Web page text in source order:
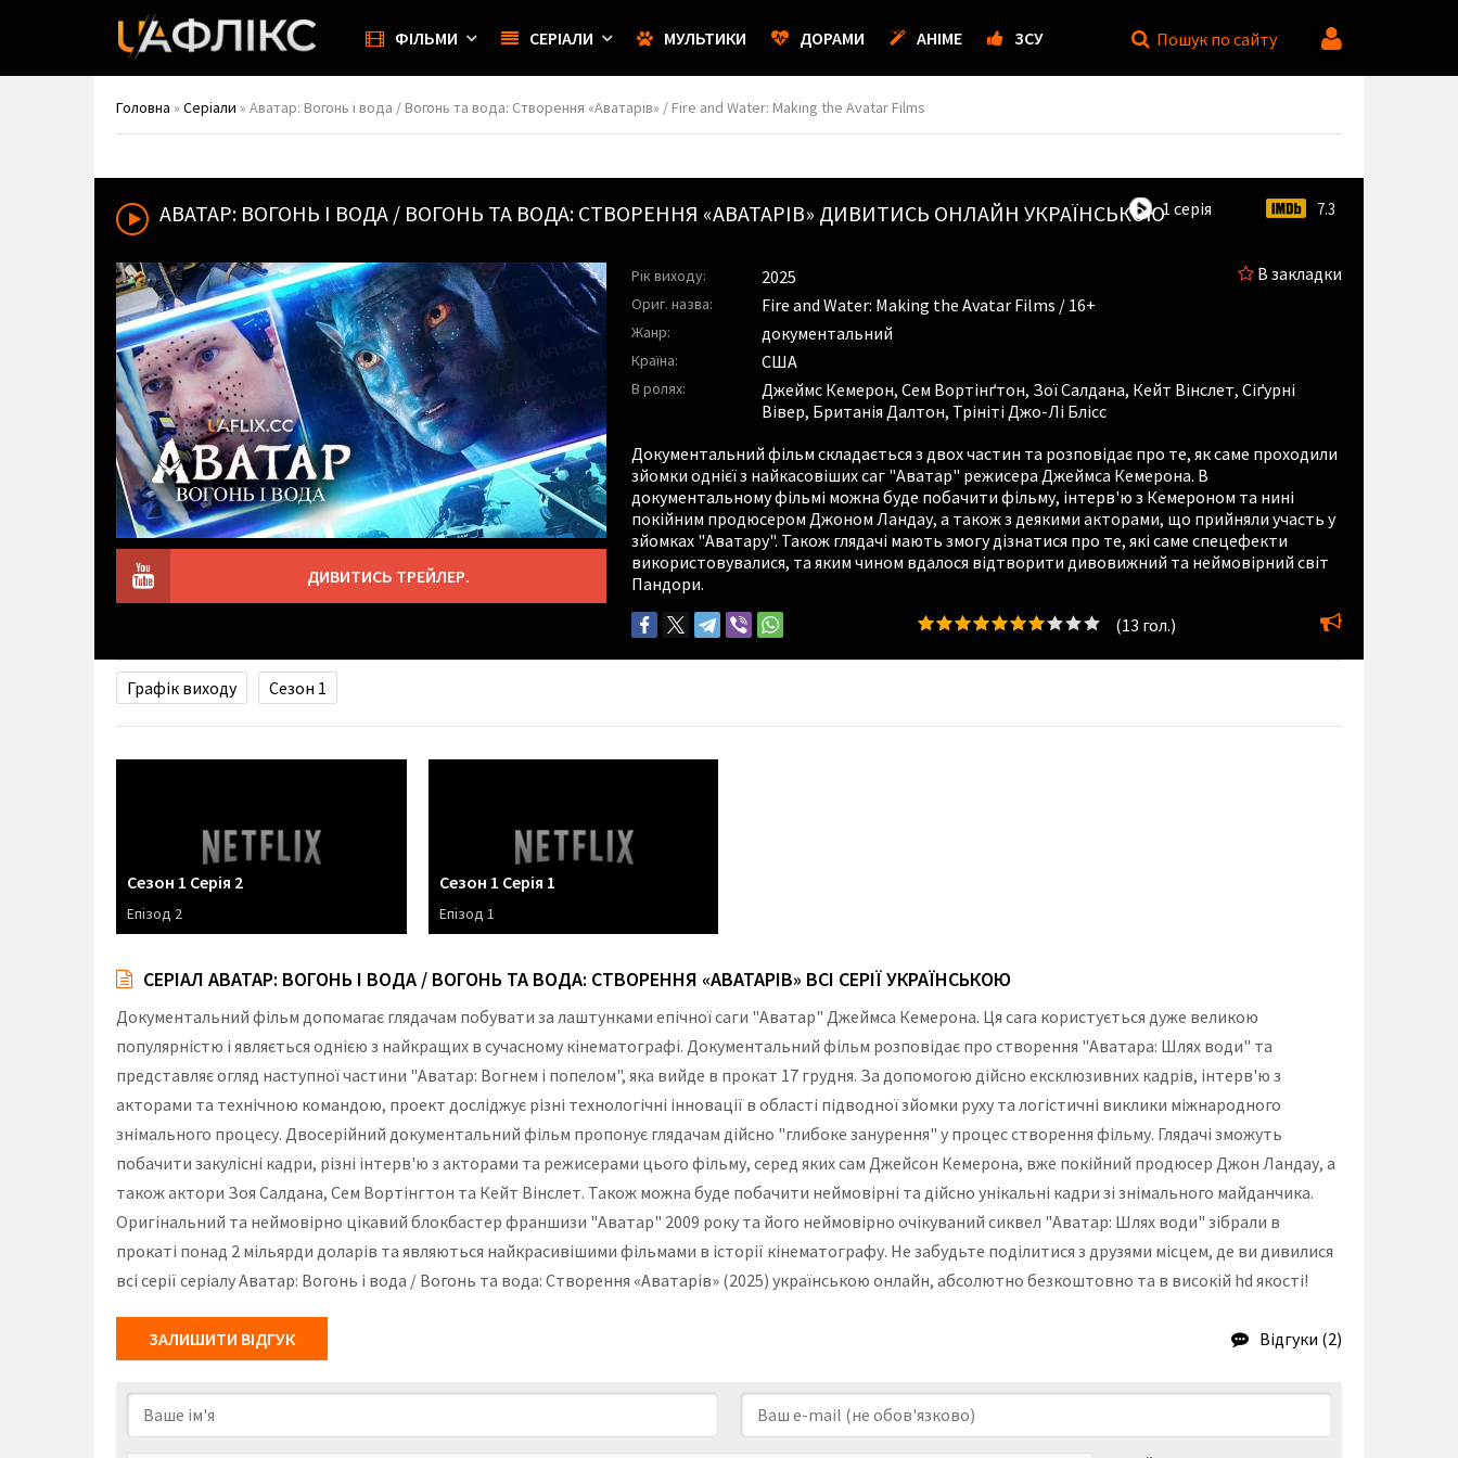
ФІЛЬМИ СЕРІАЛИ МУЛЬТИКИ ДОРАМИ АНІМЕ ЗСУ Пошук по сайту
Головна » Серіали » Аватар: Вогонь і вода / Вогонь та вода: Створення «Аватарів» / Fire and Water: Making the Avatar Films
АВАТАР: ВОГОНЬ І ВОДА / ВОГОНЬ ТА ВОДА: СТВОРЕННЯ «АВАТАРІВ» ДИВИТИСЬ ОНЛАЙН УКРАЇНСЬКОЮ1 серія 7.3
ДИВИТИСЬ ТРЕЙЛЕР.
В закладки
Рік виходу: 2025
Ориг. назва: Fire and Water: Making the Avatar Films / 16+
Жанр: документальний
Країна: США
В ролях: Джеймс Кемерон, Сем Вортінґтон, Зої Салдана, Кейт Вінслет, Сіґурні
Вівер, Британія Далтон, Трініті Джо-Лі Блісс
Документальний фільм складається з двох частин та розповідає про те, як саме проходили
зйомки однієї з найкасовіших саг "Аватар" режисера Джеймса Кемерона. В
документальному фільмі можна буде побачити фільму, інтерв'ю з Кемероном та нині
покійним продюсером Джоном Ландау, а також з деякими акторами, що прийняли участь у
зйомках "Аватару". Також глядачі мають змогу дізнатися про те, які саме спецефекти
використовувалися, та яким чином вдалося відтворити дивовижний та неймовірний світ
Пандори.
(13 гол.)
Графік виходу Сезон 1
Сезон 1 Серія 2
Епізод 2
Сезон 1 Серія 1
Епізод 1
СЕРІАЛ АВАТАР: ВОГОНЬ І ВОДА / ВОГОНЬ ТА ВОДА: СТВОРЕННЯ «АВАТАРІВ» ВСІ СЕРІЇ УКРАЇНСЬКОЮ
Документальний фільм допомагає глядачам побувати за лаштунками епічної саги "Аватар" Джеймса Кемерона. Ця сага користується дуже великою
популярністю і являється однією з найкращих в сучасному кінематографі. Документальний фільм розповідає про створення "Аватара: Шлях води" та
представляє огляд наступної частини "Аватар: Вогнем і попелом", яка вийде в прокат 17 грудня. За допомогою дійсно ексклюзивних кадрів, інтерв'ю з
акторами та технічною командою, проект досліджує різні технологічні інновації в області підводної зйомки руху та логістичні виклики міжнародного
знімального процесу. Двосерійний документальний фільм пропонує глядачам дійсно "глибоке занурення" у процес створення фільму. Глядачі зможуть
побачити закулісні кадри, різні інтерв'ю з акторами та режисерами цього фільму, серед яких сам Джейсон Кемерона, вже покійний продюсер Джон Ландау, а
також актори Зоя Салдана, Сем Вортінгтон та Кейт Вінслет. Також можна буде побачити неймовірні та дійсно унікальні кадри зі знімального майданчика.
Оригінальний та неймовірно цікавий блокбастер франшизи "Аватар" 2009 року та його неймовірно очікуваний сиквел "Аватар: Шлях води" зібрали в
прокаті понад 2 мільярди доларів та являються найкрасивішими фільмами в історії кінематографу. Не забудьте поділитися з друзями місцем, де ви дивилися
всі серії серіалу Аватар: Вогонь і вода / Вогонь та вода: Створення «Аватарів» (2025) українською онлайн, абсолютно безкоштовно та в високій hd якості!
ЗАЛИШИТИ ВІДГУК Відгуки (2)